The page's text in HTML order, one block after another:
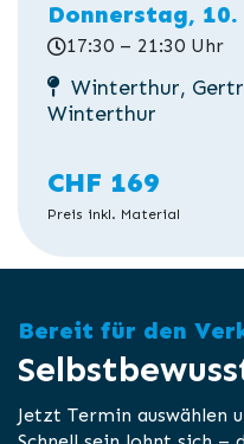
Donnerstag, 10.
17:30 – 21:30 Uhr
Winterthur,
Winterthur
CHF 169
Preis inkl. Material
Bereit für den
Jetzt Termin auswählen